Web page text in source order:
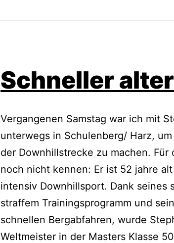
Schneller
Vergangenen Samstag war ich mit
unterwegs in Schulenberg/ Harz,
der Downhillstrecke zu machen. Für
noch nicht kennen: Er ist 52 jahre
intensiv Downhillsport. Dank seines
straffem Trainingsprogramm und
schnellen Bergabfahren, wurde
Weltmeister in der Masters Klasse